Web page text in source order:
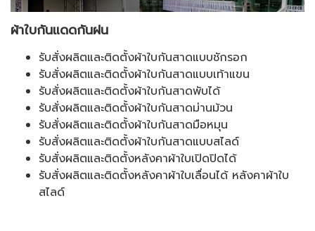
ผ้าใบกันแดดกันฝน
รับสั่งผลิตและติดตั้งผ้าใบกันสาดแบบชักรอก
รับสั่งผลิตและติดตั้งผ้าใบกันสาดแบบเท้าแขน
รับสั่งผลิตและติดตั้งผ้าใบกันสาดพับได้
รับสั่งผลิตและติดตั้งผ้าใบกันสาดม่านม้วน
รับสั่งผลิตและติดตั้งผ้าใบกันสาดมือหมุน
รับสั่งผลิตและติดตั้งผ้าใบกันสาดแบบสไลด์
รับสั่งผลิตและติดตั้งหลังคาผ้าใบเปิดปิดได้
รับสั่งผลิตและติดตั้งหลังคาผ้าใบเลื่อนได้ หลังคาผ้าใบ
สไลด์